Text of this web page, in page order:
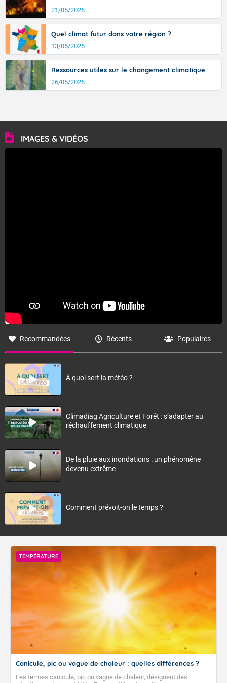
21/05/2026
Quel climat futur dans votre région ?
13/05/2026
Ressources utiles sur le changement climatique
26/05/2026
IMAGES & VIDÉOS
Recommandées Récents Populaires
À quoi sert la météo ?
Climadiag Agriculture et Forêt : s’adapter au
réchauffement climatique
De la pluie aux inondations : un phénomène
devenu extrême
Comment prévoit-on le temps ?
TEMPÉRATURE
Canicule, pic ou vague de chaleur : quelles différences ?
Les termes canicule, pic ou vague de chaleur, désignent des